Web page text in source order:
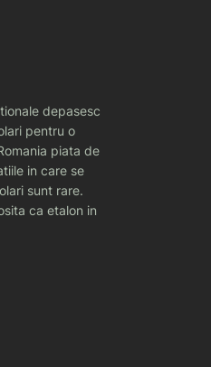
depasesc
pentru o
piata de
in care se
sunt rare.
ca etalon in